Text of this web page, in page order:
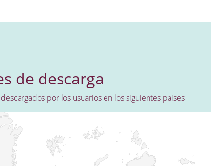
de descarga
por los usuarios en los siguientes paises